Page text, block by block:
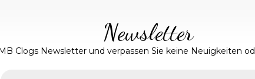
Newsletter
Clogs Newsletter und verpassen Sie keine Neuigkeiten